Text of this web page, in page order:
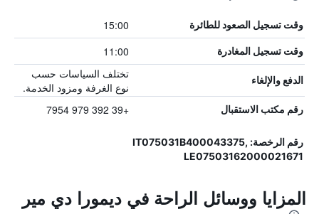
وقت تسجيل الصعود للطائرة 15:00
وقت تسجيل المغادرة 11:00
الدفع والإلغاء
تختلف السياسات حسب
نوع الغرفة ومزود الخدمة.
رقم مكتب الاستقبال +39 392 979 7954
رقم الرخصة: IT075031B400043375,
LE07503162000021671
المزايا ووسائل الراحة في ديمورا دي مير